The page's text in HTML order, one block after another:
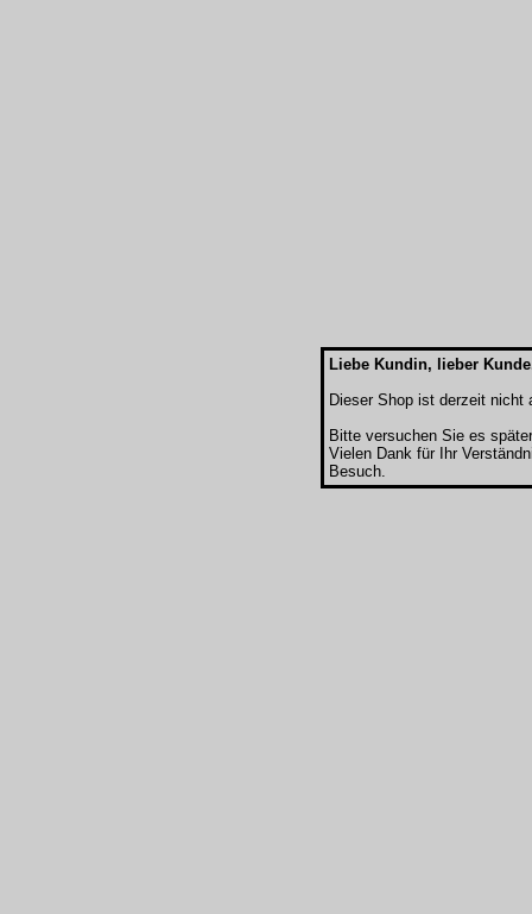
Liebe Kundin, lieber
Dieser Shop ist derzeit nicht
Bitte versuchen Sie es
Vielen Dank für Ihr
Besuch.